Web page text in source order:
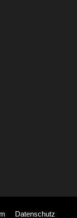
Datenschutz